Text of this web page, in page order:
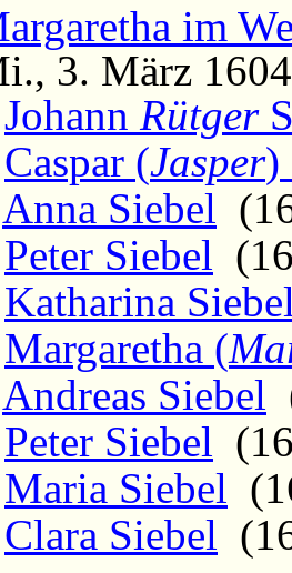
im
3. März
Johann Rütger
Caspar (Jasper)
Anna Siebel
Peter Siebel
Katharina
Margaretha (
Andreas Siebel
Peter Siebel
Maria Siebel
Clara Siebel